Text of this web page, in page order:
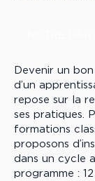
Devenir un
d’un
repose sur la
ses pratiques.
formations
proposons
dans un cycle
programme :